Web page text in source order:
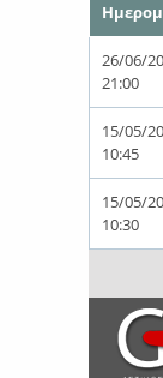
26/06/
21:00
15/05/
10:45
15/05/
10:30